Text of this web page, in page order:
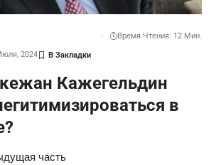
2024
Время Чтения: 12 Мин.
Кажегельдин
в
часть